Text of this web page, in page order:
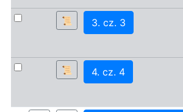
📜 3. cz. 3
📜 4. cz. 4